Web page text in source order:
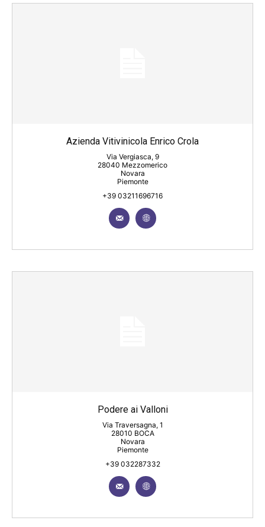
Azienda Vitivinicola Enrico Crola
Via Vergiasca, 9
28040 Mezzomerico
Novara
Piemonte
+39 03211696716
Podere ai Valloni
Via Traversagna, 1
28010 BOCA
Novara
Piemonte
+39 032287332